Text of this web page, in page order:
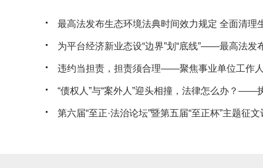
最高法发布生态环境法典时间效力规定 全面清理
为平台经济新业态设“边界”划“底线”——最高法发
违约当担责，担责须合理——聚焦事业单位工作
“债权人”与“案外人”迎头相撞，法律怎么办？——
第六届“至正·法治论坛”暨第五届“至正杯”主题征文